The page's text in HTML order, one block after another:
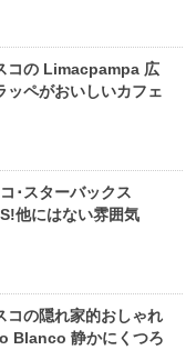
コの Limacpampa 広
ッペがおいしいカフェ
･スターバックス
他にはない雰囲気
コの隠れ家的おしゃれ
Blanco 静かにくつろ